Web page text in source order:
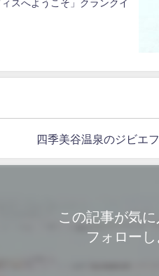
ィスへようこそ」クランクイ
四季美谷温泉のジビエ
この記事が気に
フォローし